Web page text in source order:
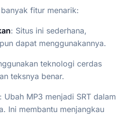
fitur menarik:
: Situs ini sederhana,
dapat menggunakannya.
teknologi cerdas
teksnya benar.
: Ubah MP3 menjadi SRT dalam
Ini membantu menjangkau